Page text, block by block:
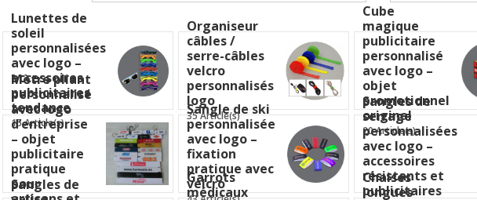
Lunettes de
soleil
personnalisées
avec logo –
accessoires
publicitaires
tendance
15 Article(s)
Organiseur
câbles /
serre-câbles
velcro
personnalisés
logo
35 Article(s)
Cube
magique
publicitaire
personnalisé
avec logo –
objet
promotionnel
original
20 Article(s)
Mètre pliant
personnalisé
avec logo
d’entreprise
– objet
publicitaire
pratique
pour
Sangle de ski
personnalisée
avec logo –
fixation
pratique avec
velcro
Sangles de
serrage
personnalisées
avec logo –
accessoires
résistants et
publicitaires
Sangles de
Garrots
médicaux
Chaises
longues